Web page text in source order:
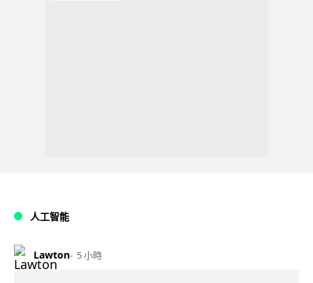
人工智能
Lawton 5 小時